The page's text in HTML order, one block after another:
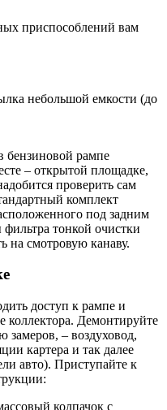
приспособлений вам
небольшой емкости (до
бензиновой рампе
– открытой площадке,
проверить сам
комплект
под задним
тонкой очистки
на смотровую канаву.
доступ к рампе и
коллектора. Демонтируйте
– воздуховод,
картера и так далее
авто). Приступайте к
колпачок с